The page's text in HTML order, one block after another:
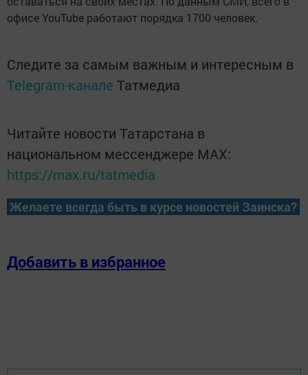
офисе YouTube работают порядка 1700 человек.
Следите за самым важным и интересным в
Telegram-канале Татмедиа
Читайте новости Татарстана в
национальном мессенджере MАХ:
https://max.ru/tatmedia
Желаете всегда быть в курсе новостей Заинска?
Добавить в избранное